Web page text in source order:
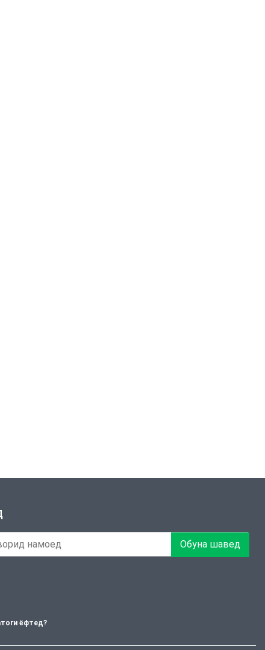
Обуна шавед
ёфтед?